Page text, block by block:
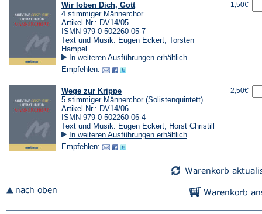
Wir loben Dich, Gott
4 stimmiger Männerchor
Artikel-Nr.: DV14/05
ISMN 979-0-502260-05-7
Text und Musik: Eugen Eckert, Torsten
Hampel
In weiteren Ausführungen erhältlich
Empfehlen:
1,50€
Wege zur Krippe
5 stimmiger Männerchor (Solistenquintett)
Artikel-Nr.: DV14/06
ISMN 979-0-502260-06-4
Text und Musik: Eugen Eckert, Horst Christill
In weiteren Ausführungen erhältlich
Empfehlen:
2,50€